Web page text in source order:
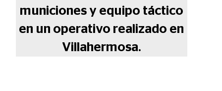
municiones y equipo táctico
en un operativo realizado en
Villahermosa.